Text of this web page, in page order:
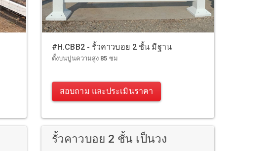
#H.CBB2 - รั้วคาวบอย 2 ชั้น มีฐาน
ตั้งบนปูนความสูง 85 ซม
สอบถาม และประเมินราคา
รั้วคาวบอย 2 ชั้น เป็นวง